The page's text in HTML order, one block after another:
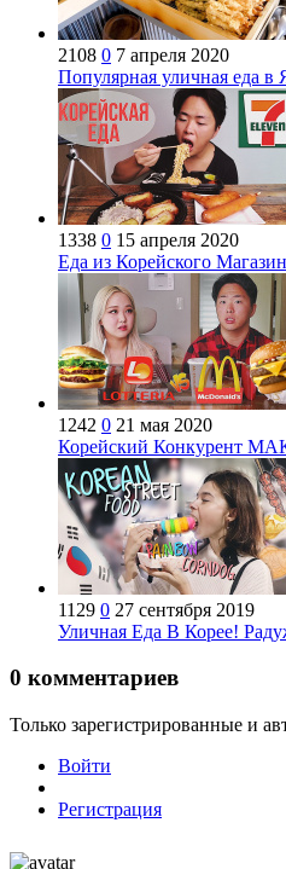
2108 0 7 апреля 2020
Популярная уличная еда
1338 0 15 апреля 2020
Еда из Корейского
1242 0 21 мая 2020
Корейский Конкурент
1129 0 27 сентября 2019
Уличная Еда В Корее!
0 комментариев
Только зарегистрированные и
Войти
Регистрация